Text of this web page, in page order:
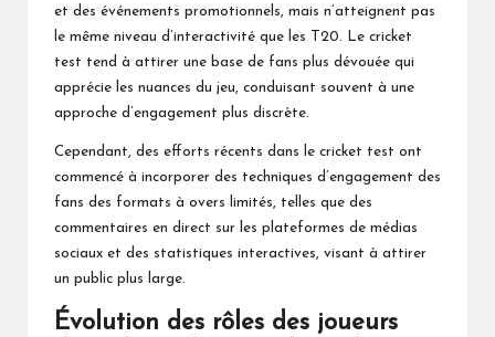
et des événements promotionnels, mais n’atteignent pas
le même niveau d’interactivité que les T20. Le cricket
test tend à attirer une base de fans plus dévouée qui
apprécie les nuances du jeu, conduisant souvent à une
approche d’engagement plus discrète.
Cependant, des efforts récents dans le cricket test ont
commencé à incorporer des techniques d’engagement des
fans des formats à overs limités, telles que des
commentaires en direct sur les plateformes de médias
sociaux et des statistiques interactives, visant à attirer
un public plus large.
Évolution des rôles des joueurs